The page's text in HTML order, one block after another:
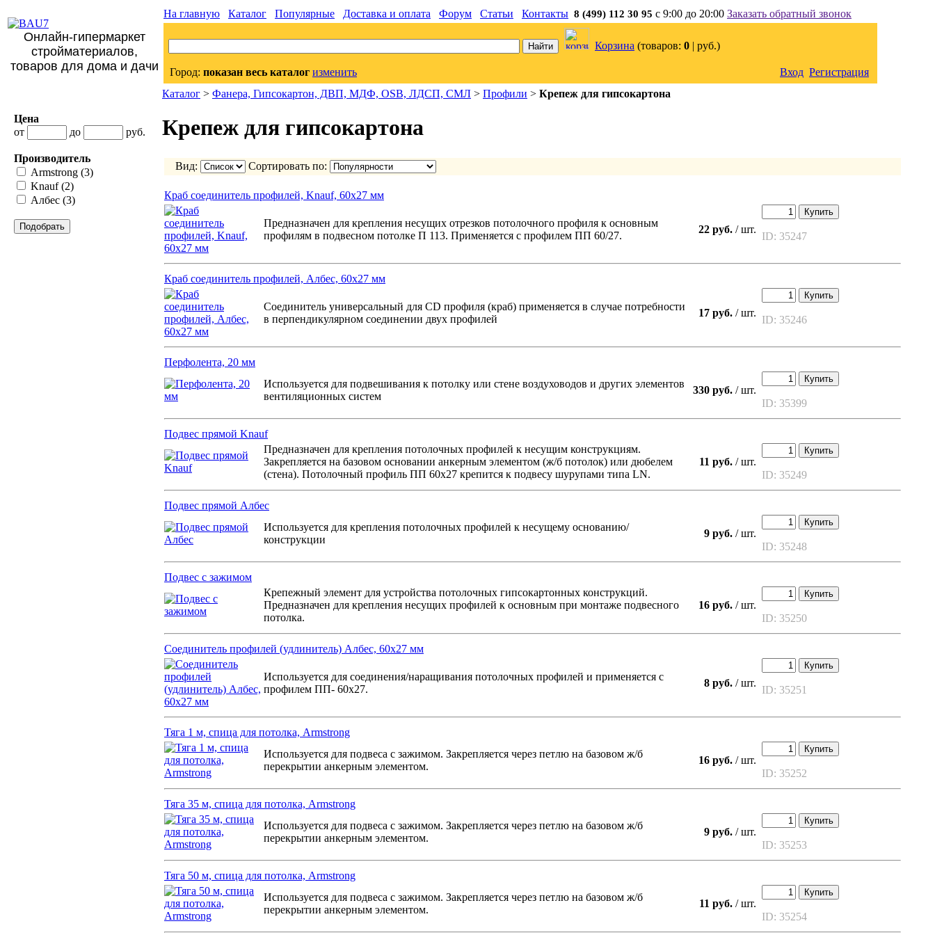
Онлайн-гипермаркет
стройматериалов,
товаров для дома и дачи
На главную Каталог Популярные Доставка и оплата Форум Статьи Контакты 8 (499) 112 30 95 с 9:00 до 20:00 Заказать обратный звонок
Корзина (товаров: 0 | руб.)
Город: показан весь каталог изменить Вход Регистрация
Цена
от
до руб.
Производитель
Armstrong (3)
Knauf (2)
Албес (3)
Подобрать
Каталог > Фанера, Гипсокартон, ДВП, МДФ, OSB, ЛДСП, СМЛ > Профили > Крепеж для гипсокартона
Крепеж для гипсокартона
Вид: Сортировать по:
Краб соединитель профилей, Knauf, 60x27 мм
Предназначен для крепления несущих отрезков потолочного профиля к основным
профилям в подвесном потолке П 113. Применяется с профилем ПП 60/27.
22 руб. / шт.
Купить
ID: 35247
Краб соединитель профилей, Албес, 60x27 мм
Соединитель универсальный для CD профиля (краб) применяется в случае потребности
в перпендикулярном соединении двух профилей
17 руб. / шт.
Купить
ID: 35246
Перфолента, 20 мм
Используется для подвешивания к потолку или стене воздуховодов и других элементов
вентиляционных систем
330 руб. / шт.
Купить
ID: 35399
Подвес прямой Knauf
Предназначен для крепления потолочных профилей к несущим конструкциям.
Закрепляется на базовом основании анкерным элементом (ж/б потолок) или дюбелем
(стена). Потолочный профиль ПП 60х27 крепится к подвесу шурупами типа LN.
11 руб. / шт.
Купить
ID: 35249
Подвес прямой Албес
Используется для крепления потолочных профилей к несущему основанию/
конструкции
9 руб. / шт.
Купить
ID: 35248
Подвес с зажимом
Крепежный элемент для устройства потолочных гипсокартонных конструкций.
Предназначен для крепления несущих профилей к основным при монтаже подвесного
потолка.
16 руб. / шт.
Купить
ID: 35250
Соединитель профилей (удлинитель) Албес, 60x27 мм
Используется для соединения/наращивания потолочных профилей и применяется с
профилем ПП- 60х27.
8 руб. / шт.
Купить
ID: 35251
Тяга 1 м, спица для потолка, Armstrong
Используется для подвеса с зажимом. Закрепляется через петлю на базовом ж/б
перекрытии анкерным элементом.
16 руб. / шт.
Купить
ID: 35252
Тяга 35 м, спица для потолка, Armstrong
Используется для подвеса с зажимом. Закрепляется через петлю на базовом ж/б
перекрытии анкерным элементом.
9 руб. / шт.
Купить
ID: 35253
Тяга 50 м, спица для потолка, Armstrong
Используется для подвеса с зажимом. Закрепляется через петлю на базовом ж/б
перекрытии анкерным элементом.
11 руб. / шт.
Купить
ID: 35254